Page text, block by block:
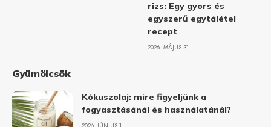
rizs: Egy gyors és
egyszerű egytálétel
recept
2026. MÁJUS 31.
Gyümölcsök
Kókuszolaj: mire figyeljünk a
fogyasztásánál és használatánál?